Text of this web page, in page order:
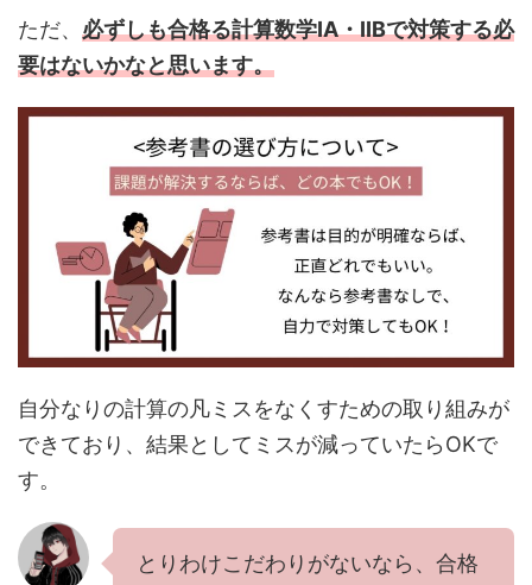
ただ、 必ずしも合格る計算数学IA・IIBで対策する必
要はないかなと思います。
自分なりの計算の凡ミスをなくすための取り組みが
できており、結果としてミスが減っていたらOKで
す。
とりわけこだわりがないなら、合格